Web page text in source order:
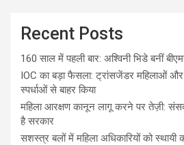
Recent Posts
160 साल में पहली बार: अश्विनी भिडे बनीं
IOC का बड़ा फैसला: ट्रांसजेंडर महिलाओं
स्पर्धाओं से बाहर किया
महिला आरक्षण कानून लागू करने पर तेज़ी:
है सरकार
सशस्त्र बलों में महिला अधिकारियों को